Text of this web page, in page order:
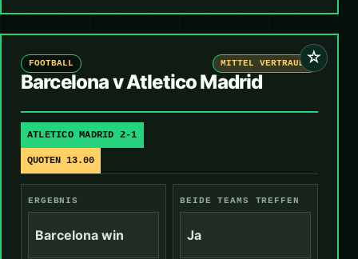
☆
FOOTBALL MITTEL VERTRAUEN
Barcelona v Atletico Madrid
ATLETICO MADRID 2-1
QUOTEN 13.00
ERGEBNIS
Barcelona win
BEIDE TEAMS TREFFEN
Ja